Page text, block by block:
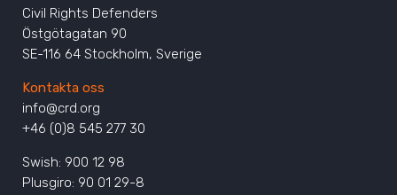
Civil Rights Defenders
Östgötagatan 90
SE-116 64 Stockholm, Sverige
Kontakta oss
info@crd.org
+46 (0)8 545 277 30
Swish: 900 12 98
Plusgiro: 90 01 29-8